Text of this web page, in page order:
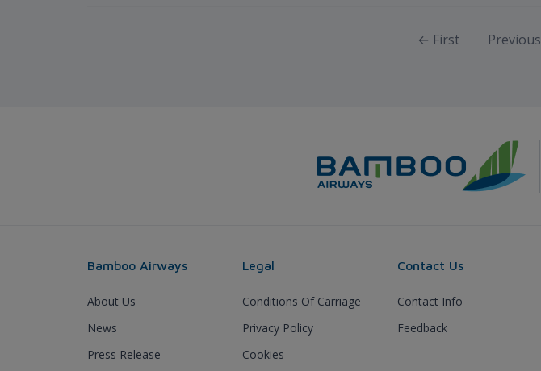
← First Previous
Bamboo Airways
About Us
News
Press Release
Legal
Conditions Of Carriage
Privacy Policy
Cookies
Contact Us
Contact Info
Feedback